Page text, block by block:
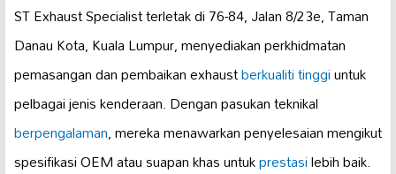
ST Exhaust Specialist terletak di 76-84, Jalan 8/23e, Taman
Danau Kota, Kuala Lumpur, menyediakan perkhidmatan
pemasangan dan pembaikan exhaustberkualiti tinggiuntuk
pelbagai jenis kenderaan. Dengan pasukan teknikal
berpengalaman, mereka menawarkan penyelesaian mengikut
spesifikasi OEM atau suapan khas untukprestasilebih baik.